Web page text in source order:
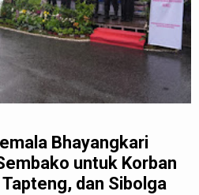
Bhayangkari
untuk Korban
dan Sibolga